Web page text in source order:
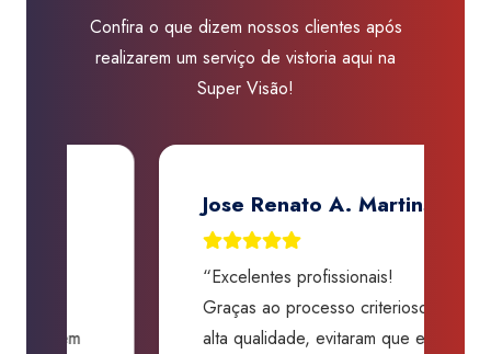
Confira o que dizem nossos clientes após
realizarem um serviço de vistoria aqui na
Super Visão!
Jose Renato A. Martins
“Excelentes profissionais!
Graças ao processo criterioso e
alta qualidade, evitaram que eu